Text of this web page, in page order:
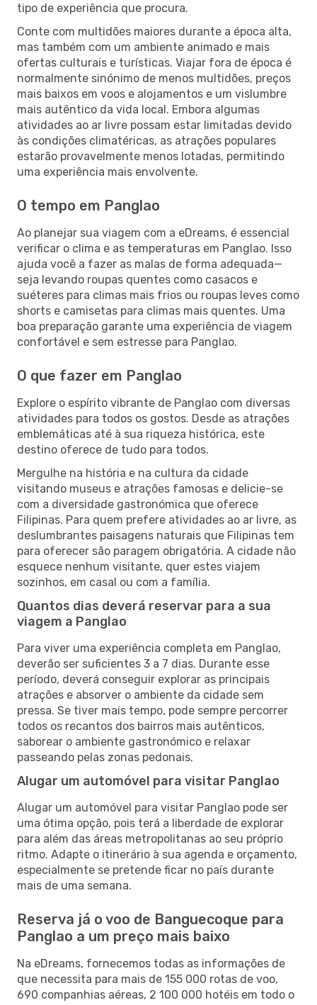
tipo de experiência que procura.
Conte com multidões maiores durante a época alta,
mas também com um ambiente animado e mais
ofertas culturais e turísticas. Viajar fora de época é
normalmente sinónimo de menos multidões, preços
mais baixos em voos e alojamentos e um vislumbre
mais autêntico da vida local. Embora algumas
atividades ao ar livre possam estar limitadas devido
às condições climatéricas, as atrações populares
estarão provavelmente menos lotadas, permitindo
uma experiência mais envolvente.
O tempo em Panglao
Ao planejar sua viagem com a eDreams, é essencial
verificar o clima e as temperaturas em Panglao. Isso
ajuda você a fazer as malas de forma adequada—
seja levando roupas quentes como casacos e
suéteres para climas mais frios ou roupas leves como
shorts e camisetas para climas mais quentes. Uma
boa preparação garante uma experiência de viagem
confortável e sem estresse para Panglao.
O que fazer em Panglao
Explore o espírito vibrante de Panglao com diversas
atividades para todos os gostos. Desde as atrações
emblemáticas até à sua riqueza histórica, este
destino oferece de tudo para todos.
Mergulhe na história e na cultura da cidade
visitando museus e atrações famosas e delicie-se
com a diversidade gastronómica que oferece
Filipinas. Para quem prefere atividades ao ar livre, as
deslumbrantes paisagens naturais que Filipinas tem
para oferecer são paragem obrigatória. A cidade não
esquece nenhum visitante, quer estes viajem
sozinhos, em casal ou com a família.
Quantos dias deverá reservar para a sua
viagem a Panglao
Para viver uma experiência completa em Panglao,
deverão ser suficientes 3 a 7 dias. Durante esse
período, deverá conseguir explorar as principais
atrações e absorver o ambiente da cidade sem
pressa. Se tiver mais tempo, pode sempre percorrer
todos os recantos dos bairros mais autênticos,
saborear o ambiente gastronómico e relaxar
passeando pelas zonas pedonais.
Alugar um automóvel para visitar Panglao
Alugar um automóvel para visitar Panglao pode ser
uma ótima opção, pois terá a liberdade de explorar
para além das áreas metropolitanas ao seu próprio
ritmo. Adapte o itinerário à sua agenda e orçamento,
especialmente se pretende ficar no país durante
mais de uma semana.
Reserva já o voo de Banguecoque para
Panglao a um preço mais baixo
Na eDreams, fornecemos todas as informações de
que necessita para mais de 155 000 rotas de voo,
690 companhias aéreas, 2 100 000 hotéis em todo o